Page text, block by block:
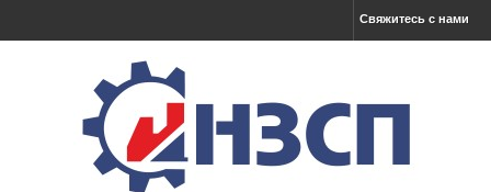
Свяжитесь с нами